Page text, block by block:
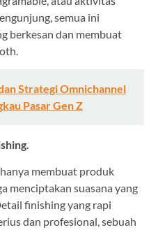
semua ini
berkesan dan membuat
Strategi Omnichannel
Pasar Gen Z
membuat produk
menciptakan suasana yang
finishing yang rapi
dan profesional, sebuah